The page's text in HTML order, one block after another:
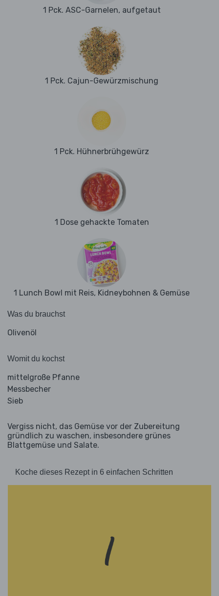
1 Pck. ASC-Garnelen, aufgetaut
1 Pck. Cajun-Gewürzmischung
1 Pck. Hühnerbrühgewürz
1 Dose gehackte Tomaten
1 Lunch Bowl mit Reis, Kidneybohnen & Gemüse
Was du brauchst
Olivenöl
Womit du kochst
mittelgroße Pfanne
Messbecher
Sieb
Vergiss nicht, das Gemüse vor der Zubereitung
gründlich zu waschen, insbesondere grünes
Blattgemüse und Salate.
Koche dieses Rezept in 6 einfachen Schritten